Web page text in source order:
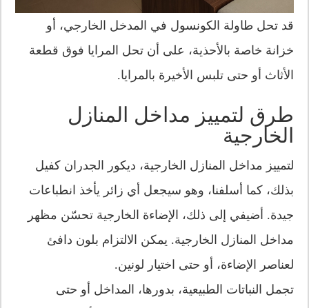
قد تحل طاولة الكونسول في المدخل الخارجي، أو
خزانة خاصة بالأحذية، على أن تحل المرايا فوق قطعة
الأثاث أو حتى تلبس الأخيرة بالمرايا.
طرق لتمييز مداخل المنازل
الخارجية
لتمييز مداخل المنازل الخارجية، ديكور الجدران كفيل
بذلك، كما أسلفنا، وهو سيجعل أي زائر يأخذ انطباعات
جيدة. أضيفي إلى ذلك، الإضاءة الخارجية تحسّن مظهر
مداخل المنازل الخارجية. يمكن الالتزام بلون دافئ
لعناصر الإضاءة، أو حتى اختيار لونين.
تجمل النباتات الطبيعية، بدورها، المداخل أو حتى